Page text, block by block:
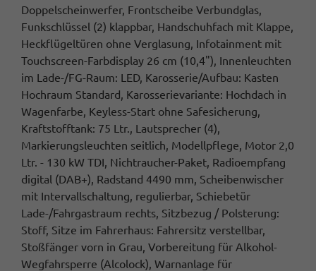
Doppelscheinwerfer, Frontscheibe Verbundglas,
Funkschlüssel (2) klappbar, Handschuhfach mit Klappe,
Heckflügeltüren ohne Verglasung, Infotainment mit
Touchscreen-Farbdisplay 26 cm (10,4"), Innenleuchten
im Lade-/FG-Raum: LED, Karosserie/Aufbau: Kasten
Hochraum Standard, Karosserievariante: Hochdach in
Wagenfarbe, Keyless-Start ohne Safesicherung,
Kraftstofftank: 75 Ltr., Lautsprecher (4),
Markierungsleuchten seitlich, Modellpflege, Motor 2,0
Ltr. - 130 kW TDI, Nichtraucher-Paket, Radioempfang
digital (DAB+), Radstand 4490 mm, Scheibenwischer
mit Intervallschaltung, regulierbar, Schiebetür
Lade-/Fahrgastraum rechts, Sitzbezug / Polsterung:
Stoff, Sitze im Fahrerhaus: Fahrersitz verstellbar,
Stoßfänger vorn in Grau, Vorbereitung für Alkohol-
Wegfahrsperre (Alcolock), Warnanlage für